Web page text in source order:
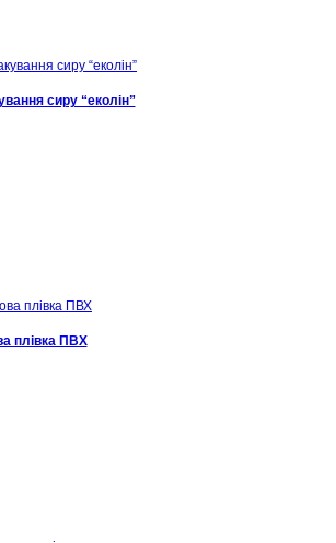
сиру “еколін”
плівка ПВХ